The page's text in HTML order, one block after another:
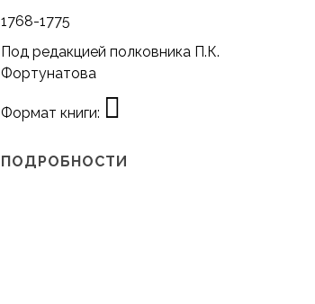
1768-1775
Под редакцией полковника П.К.
Фортунатова
Формат книги:
ПОДРОБНОСТИ